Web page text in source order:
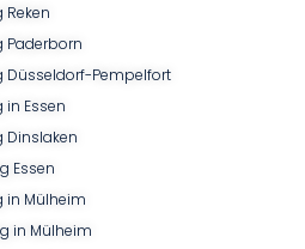
Paderborn
Düsseldorf-Pempelfort
Essen
Dinslaken
Essen
in Mülheim
in Mülheim